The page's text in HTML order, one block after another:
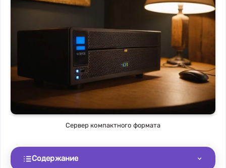
Сервер компактного формата
Содержание